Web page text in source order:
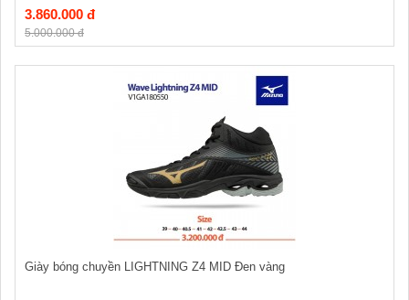
3.860.000 đ
5.000.000 đ
Giày bóng chuyền LIGHTNING Z4 MID Đen vàng